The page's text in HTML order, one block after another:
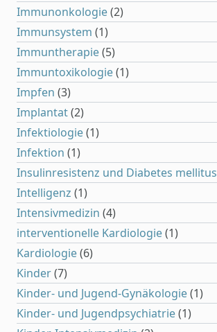
Immunonkologie(2)
Immunsystem (1)
Immuntherapie(5)
Immuntoxikologie(1)
Impfen (3)
Implantat(2)
Infektiologie(1)
Infektion (1)
Insulinresistenz und Diabetes mellitus
Intelligenz (1)
Intensivmedizin (4)
interventionelle Kardiologie(1)
Kardiologie(6)
Kinder(7)
Kinder- und Jugend-Gynäkologie(1)
Kinder- und Jugendpsychiatrie(1)